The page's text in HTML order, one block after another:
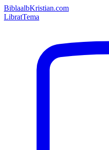
BiblaalbKristian.com
LibratTema